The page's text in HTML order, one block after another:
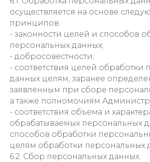
осуществляется на основе
принципов:
- законности целей и способов
персональных данных;
- добросовестности;
- соответствия целей обработки
данных целям, заранее
заявленным при сборе
а также полномочиям
- соответствия объема и
обрабатываемых персональных
способов обработки
целям обработки персональных
6.2. Сбор персональных данных.